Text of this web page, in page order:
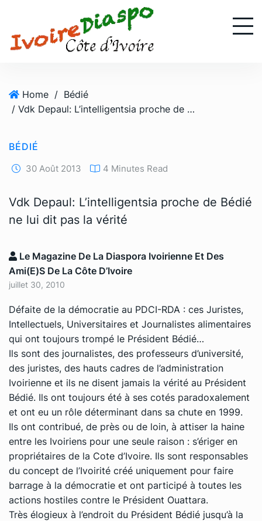
Home / Bédié
/ Vdk Depaul: L’intelligentsia proche de Bédié ne lui dit pas la vérité
BÉDIÉ
30 Août 2013 4 Minutes Read
Vdk Depaul: L’intelligentsia proche de Bédié
ne lui dit pas la vérité
Le Magazine De La Diaspora Ivoirienne Et Des
Ami(e)s De La Côte D’Ivoire
juillet 30, 2010
Défaite de la démocratie au PDCI-RDA : ces Juristes,
Intellectuels, Universitaires et Journalistes alimentaires
qui ont toujours trompé le Président Bédié…
Ils sont des journalistes, des professeurs d’université,
des juristes, des hauts cadres de l’administration
Ivoirienne et ils ne disent jamais la vérité au Président
Bédié. Ils ont toujours été à ses cotés paradoxalement
et ont eu un rôle déterminant dans sa chute en 1999.
Ils ont contribué, de près ou de loin, à attiser la haine
entre les Ivoiriens pour une seule raison : s’ériger en
propriétaires de la Cote d’Ivoire. Ils sont responsables
du concept de l’Ivoirité créé uniquement pour faire
barrage à la démocratie et ont participé à toutes les
actions hostiles contre le Président Ouattara.
Très élogieux à l’endroit du Président Bédié jusqu’à la